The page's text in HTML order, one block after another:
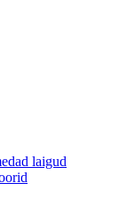
laigud